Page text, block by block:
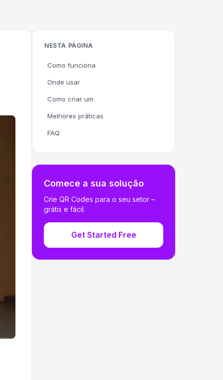
NESTA PÁGINA
Como funciona
Onde usar
Como criar um
Melhores práticas
FAQ
Comece a sua solução
Crie QR Codes para o seu setor –
grátis e fácil.
Get Started Free